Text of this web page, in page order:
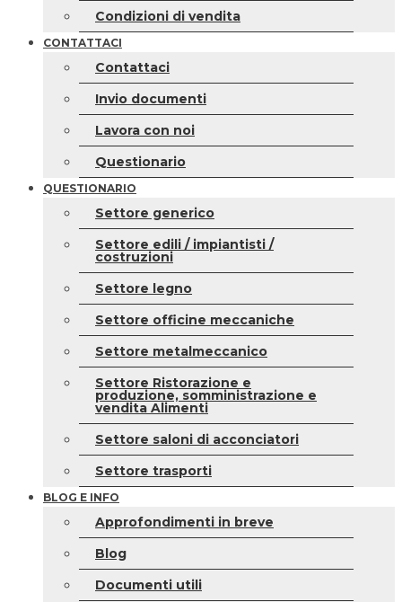
Condizioni di vendita
CONTATTACI
Contattaci
Invio documenti
Lavora con noi
Questionario
QUESTIONARIO
Settore generico
Settore edili / impiantisti /
costruzioni
Settore legno
Settore officine meccaniche
Settore metalmeccanico
Settore Ristorazione e
produzione, somministrazione e
vendita Alimenti
Settore saloni di acconciatori
Settore trasporti
BLOG E INFO
Approfondimenti in breve
Blog
Documenti utili